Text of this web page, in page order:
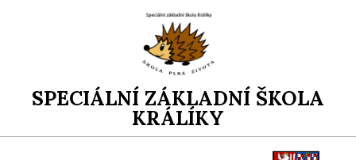
SPECIÁLNÍ ZÁKLADNÍ ŠKOLA
KRÁLÍKY